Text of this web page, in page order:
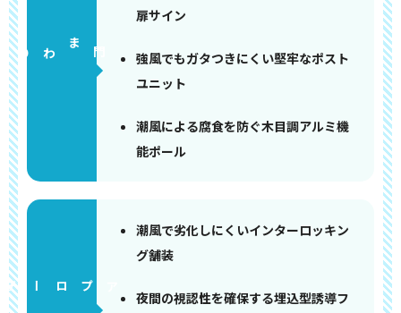
門まわり
扉サイン
強風でもガタつきにくい堅牢なポスト
ユニット
潮風による腐食を防ぐ木目調アルミ機
能ポール
アプローチ
潮風で劣化しにくいインターロッキン
グ舗装
夜間の視認性を確保する埋込型誘導フ